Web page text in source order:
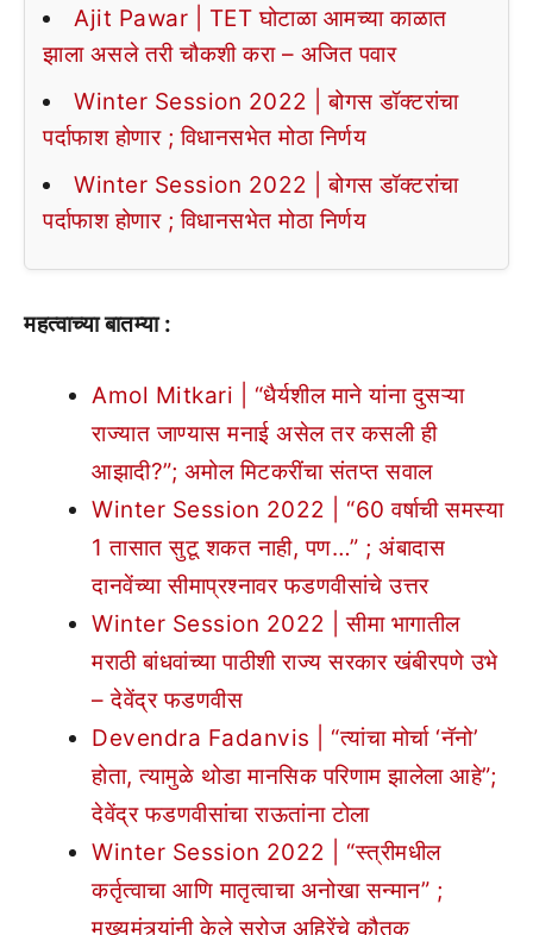
Ajit Pawar | TET घोटाळा आमच्या काळात
झाला असले तरी चौकशी करा – अजित पवार
Winter Session 2022 | बोगस डॉक्टरांचा
पर्दाफाश होणार ; विधानसभेत मोठा निर्णय
Winter Session 2022 | बोगस डॉक्टरांचा
पर्दाफाश होणार ; विधानसभेत मोठा निर्णय
महत्वाच्या बातम्या :
Amol Mitkari | “धैर्यशील माने यांना दुसऱ्या
राज्यात जाण्यास मनाई असेल तर कसली ही
आझादी?”; अमोल मिटकरींचा संतप्त सवाल
Winter Session 2022 | “60 वर्षाची समस्या
1 तासात सुटू शकत नाही, पण…” ; अंबादास
दानवेंच्या सीमाप्रश्नावर फडणवीसांचे उत्तर
Winter Session 2022 | सीमा भागातील
मराठी बांधवांच्या पाठीशी राज्य सरकार खंबीरपणे उभे
– देवेंद्र फडणवीस
Devendra Fadanvis | “त्यांचा मोर्चा ‘नॅनो’
होता, त्यामुळे थोडा मानसिक परिणाम झालेला आहे”;
देवेंद्र फडणवीसांचा राऊतांना टोला
Winter Session 2022 | “स्त्रीमधील
कर्तृत्वाचा आणि मातृत्वाचा अनोखा सन्मान” ;
मुख्यमंत्र्यांनी केले सरोज अहिरेंचे कौतुक